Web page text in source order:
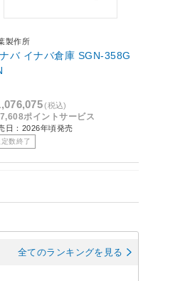
製作所
バ イナバ倉庫 SGN-358G
(税込)
ポイントサービス
日：2026年頃発売
定数終了
全てのランキングを見る